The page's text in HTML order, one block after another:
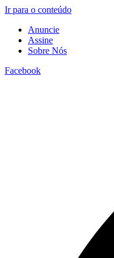
Ir para o conteúdo
Anuncie
Assine
Sobre Nós
Facebook